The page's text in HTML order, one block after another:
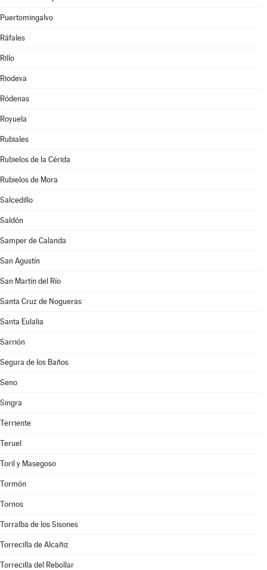
Puertomingalvo
Ráfales
Rillo
Riodeva
Ródenas
Royuela
Rubiales
Rubielos de la Cérida
Rubielos de Mora
Salcedillo
Saldón
Samper de Calanda
San Agustín
San Martín del Río
Santa Cruz de Nogueras
Santa Eulalia
Sarrión
Segura de los Baños
Seno
Singra
Terriente
Teruel
Toril y Masegoso
Tormón
Tornos
Torralba de los Sisones
Torrecilla de Alcañiz
Torrecilla del Rebollar